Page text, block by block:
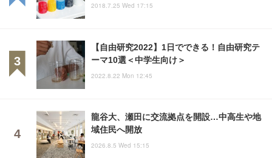
2018.7.25 Wed 17:15
【自由研究2022】1日でできる！自由研究テ
ーマ10選＜中学生向け＞
2022.8.22 Mon 12:45
龍谷大、瀬田に交流拠点を開設…中高生や地
域住民へ開放
2026.8.5 Wed 15:15